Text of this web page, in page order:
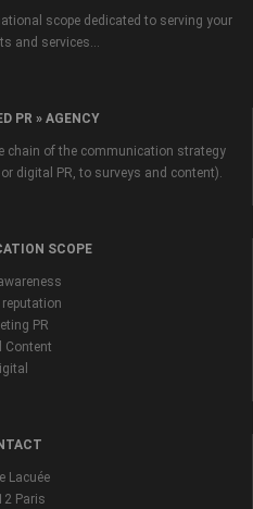
scope dedicated to serving your
and services...
PR » AGENCY
chain of the communication strategy
digital PR, to surveys and content).
SCOPE
reputation
PR
Content
Lacuée
Paris